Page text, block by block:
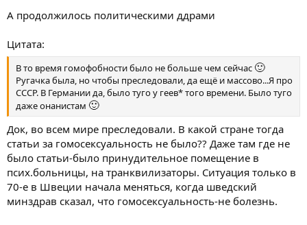
А продолжилось политическими ддрами
Цитата:
В то время гомофобности было не больше чем сейчас 🙂
Ругачка была, но чтобы преследовали, да ещё и массово...Я про
СССР. В Германии да, было туго у геев* того времени. Было туго
даже онанистам 🙂
Док, во всем мире преследовали. В какой стране тогда
статьи за гомосексуальность не было?? Даже там где не
было статьи-было принудительное помещение в
псих.больницы, на транквилизаторы. Ситуация только в
70-е в Швеции начала меняться, когда шведский
минздрав сказал, что гомосексуальность-не болезнь.